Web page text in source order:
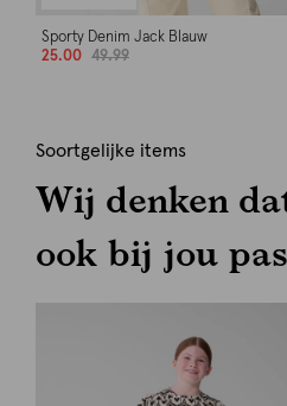
Sporty Denim Jack Blauw
25.00
49.99
Soortgelijke items
Wij denken
ook bij jou